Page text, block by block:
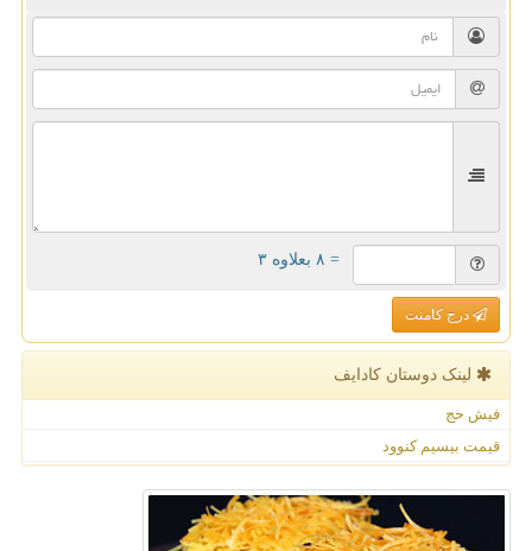
= ۸ بعلاوه ۳
درج کامنت
لینک دوستان كادایف
فیش حج
قیمت بیسیم کنوود